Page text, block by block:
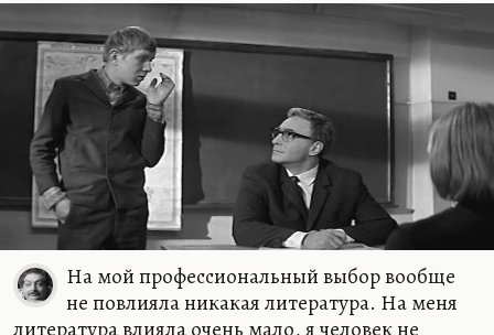
На мой профессиональный выбор вообще
не повлияла никакая литература. На меня
литература влияла очень мало, я человек не